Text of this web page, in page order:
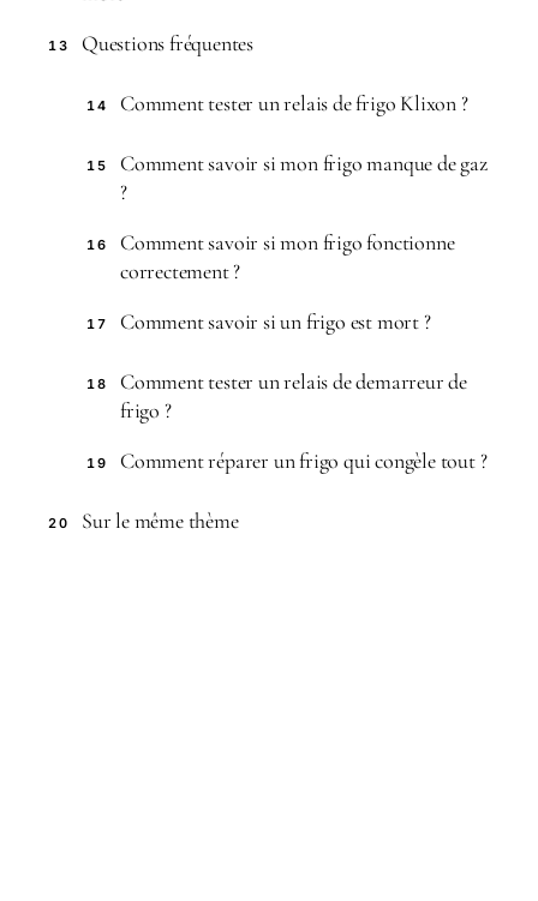
13 Questions fréquentes
14 Comment tester un relais de frigo Klixon ?
15
Comment savoir si mon frigo manque de gaz
?
16
Comment savoir si mon frigo fonctionne
correctement ?
17 Comment savoir si un frigo est mort ?
18
Comment tester un relais de demarreur de
frigo ?
19 Comment réparer un frigo qui congèle tout ?
20 Sur le même thème